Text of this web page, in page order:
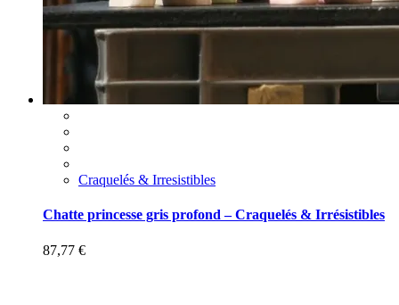
Craquelés & Irresistibles
Chatte princesse gris profond – Craquelés & Irrésistibles
87,77 €